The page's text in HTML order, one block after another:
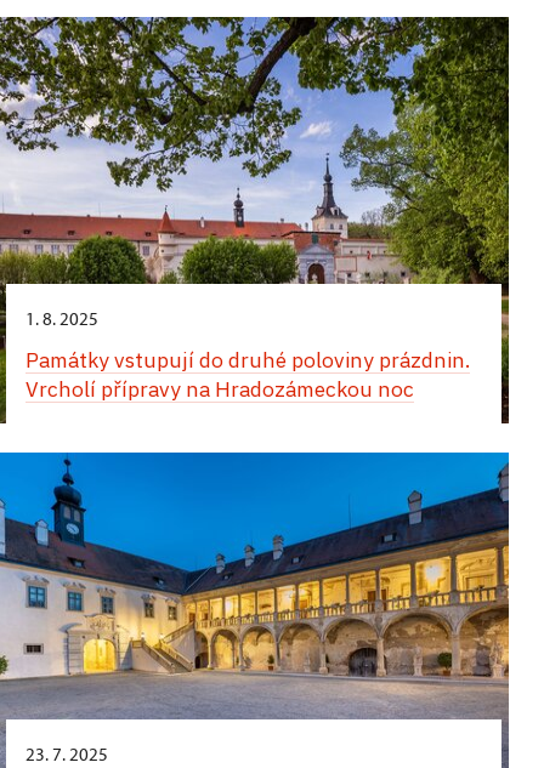
1. 8. 2025
Památky vstupují do druhé poloviny prázdnin.
Vrcholí přípravy na Hradozámeckou noc
23. 7. 2025